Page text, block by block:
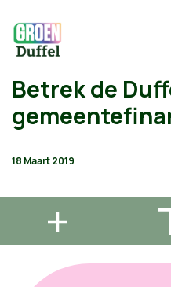
Betrek de
18 Maart 2019